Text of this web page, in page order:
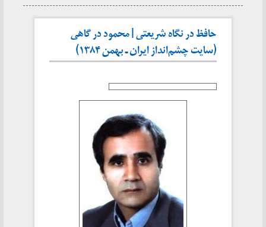
حافظ در نگاه شریعتی | محمود در گاهی
(سایت چشم‌انداز ایران ـ بهمن ۱۳۸۴)